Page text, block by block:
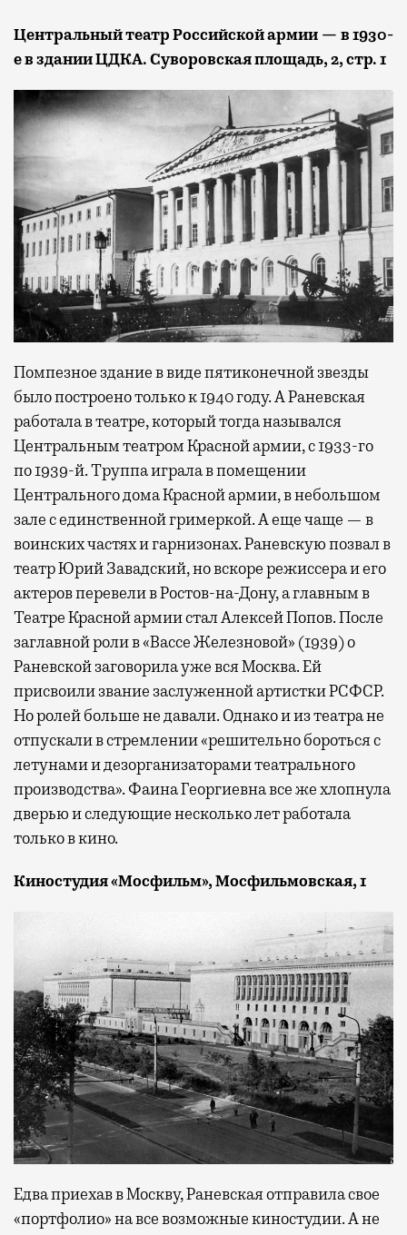
Центральный театр Российской армии — в 1930-
е в здании ЦДКА. Суворовская площадь, 2, стр. 1
Помпезное здание в виде пятиконечной звезды
было построено только к 1940 году. А Раневская
работала в театре, который тогда назывался
Центральным театром Красной армии, с 1933-го
по 1939-й. Труппа играла в помещении
Центрального дома Красной армии, в небольшом
зале с единственной гримеркой. А еще чаще — в
воинских частях и гарнизонах. Раневскую позвал в
театр Юрий Завадский, но вскоре режиссера и его
актеров перевели в Ростов-на-Дону, а главным в
Театре Красной армии стал Алексей Попов. После
заглавной роли в «Вассе Железновой» (1939) о
Раневской заговорила уже вся Москва. Ей
присвоили звание заслуженной артистки РСФСР.
Но ролей больше не давали. Однако и из театра не
отпускали в стремлении «решительно бороться с
летунами и дезорганизаторами театрального
производства». Фаина Георгиевна все же хлопнула
дверью и следующие несколько лет работала
только в кино.
Киностудия «Мосфильм», Мосфильмовская, 1
Едва приехав в Москву, Раневская отправила свое
«портфолио» на все возможные киностудии. А не